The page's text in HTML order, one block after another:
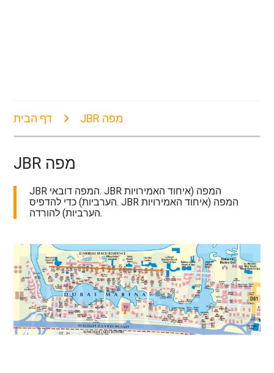
דף הבית JBR מפה
JBR מפה
JBR המפה דובאי. JBR המפה (איחוד האמירויות
הערביות) כדי להדפיס. JBR המפה (איחוד האמירויות
הערביות) להורדה.